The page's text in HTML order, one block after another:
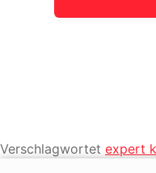
Verschlagwortet expert